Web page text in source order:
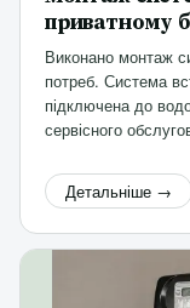
приватному
Виконано монтаж
потреб. Система
підключена до
сервісного
Детальніше →